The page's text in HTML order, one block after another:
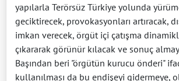
yapılarla Terörsüz Türkiye yolunda
geciktirecek, provokasyonları artıracak,
imkan verecek, örgüt içi çatışma
çıkararak görünür kılacak ve sonuç
Başından beri "örgütün kurucu önderi"
kullanılması da bu endişeyi gidermeye,